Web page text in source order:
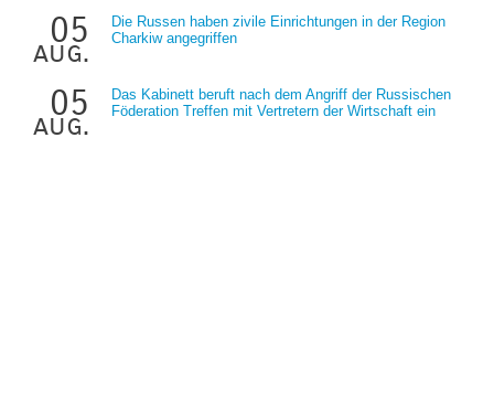
05
aug.
Die Russen haben zivile Einrichtungen in der Region
Charkiw angegriffen
05
aug.
Das Kabinett beruft nach dem Angriff der Russischen
Föderation Treffen mit Vertretern der Wirtschaft ein